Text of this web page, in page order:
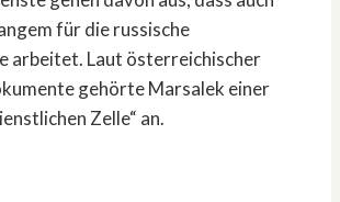
für die russische
arbeitet. Laut österreichischer
gehörte Marsalek einer
Zelle“ an.